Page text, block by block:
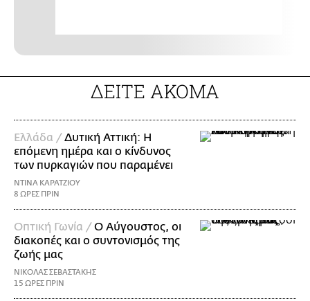
ΔΕΙΤΕ ΑΚΟΜΑ
Ελλάδα /Δυτική Αττική: Η
επόμενη ημέρα και ο κίνδυνος
των πυρκαγιών που παραμένει
ΝΤΙΝΑ ΚΑΡΑΤΖΙΟΥ
8 ΩΡΕΣ ΠΡΙΝ
Οπτική Γωνία /Ο Αύγουστος, οι
διακοπές και ο συντονισμός της
ζωής μας
ΝΙΚΟΛΑΣ ΣΕΒΑΣΤΑΚΗΣ
15 ΩΡΕΣ ΠΡΙΝ